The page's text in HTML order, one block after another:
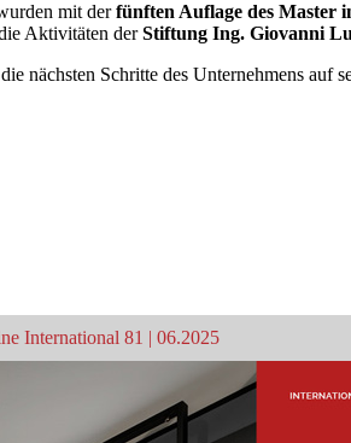
mit derfünften Auflage des Master
Aktivitäten derStiftung Ing. Giovanni
nächsten Schritte des Unternehmens auf
International 81 | 06.2025